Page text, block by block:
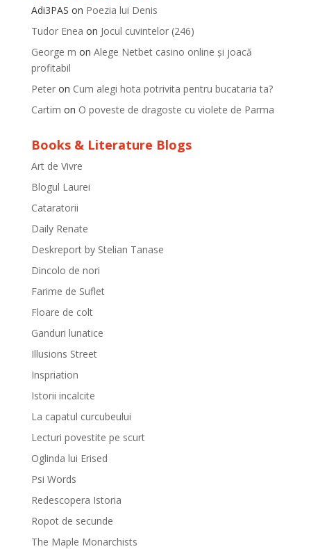
Adi3PAS on Poezia lui Denis
Tudor Enea on Jocul cuvintelor (246)
George m on Alege Netbet casino online și joacă
profitabil
Peteron Cum alegi hota potrivita pentru bucataria ta?
Cartim on O poveste de dragoste cu violete de Parma
Books & Literature Blogs
Art de Vivre
Blogul Laurei
Cataratorii
Daily Renate
Deskreport by Stelian Tanase
Dincolo de nori
Farime de Suflet
Floare de colt
Ganduri lunatice
Illusions Street
Inspriation
Istorii incalcite
La capatul curcubeului
Lecturi povestite pe scurt
Oglinda lui Erised
Psi Words
Redescopera Istoria
Ropot de secunde
The Maple Monarchists